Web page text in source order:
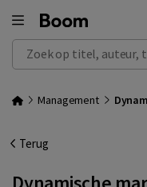
Zoek op titel, auteur,
Management
Terug